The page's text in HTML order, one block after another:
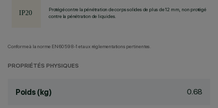
Protégé contre la pénétration de corps solides de plus de 12 mm, non protégé
contre la pénétration de liquides.
Conforme à la norme EN60598-1 et aux réglementations pertinentes.
PROPRIÉTÉS PHYSIQUES
Poids (kg) 0.68